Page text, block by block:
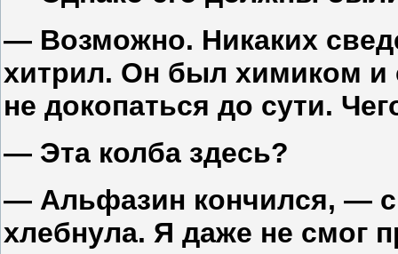
— Возможно. Никаких
хитрил. Он был химиком
не докопаться до сути.
— Эта колба здесь?
— Альфазин кончился, —
хлебнула. Я даже не смог